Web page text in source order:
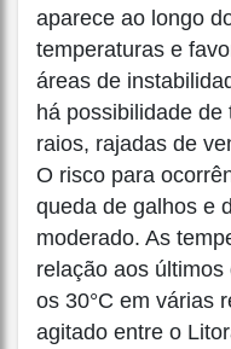
aparece ao longo
temperaturas e
áreas de
há possibilidade de
raios, rajadas de
O risco para
queda de galhos e
moderado. As
relação aos
os 30°C em várias
agitado entre o